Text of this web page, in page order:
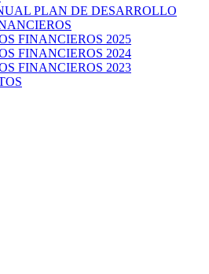
PLAN DE DESARROLLO
FINANCIEROS 2025
FINANCIEROS 2024
FINANCIEROS 2023